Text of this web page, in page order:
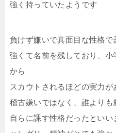
強く持っていたようです
負けず嫌いで真面目な性格で
強くて名前を残しており、
から
スカウトされるほどの実力が
稽古嫌いではなく、誰よりも
自らに課す性格だったといい